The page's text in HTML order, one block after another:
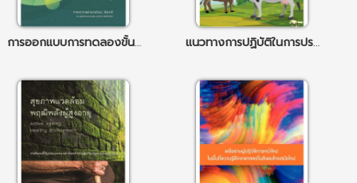
การออกแบบการทดลองขั้นสูง แนวทางการปฏิบัติในการประกอบวิชาชีพทาง สัตวแพทย์ ในเรื่องที่เกี่ยวกับการผสมเทียมโค-กระบือ